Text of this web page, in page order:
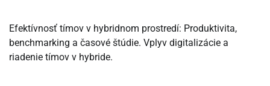
Efektívnosť tímov v hybridnom prostredí: Produktivita,
benchmarking a časové štúdie. Vplyv digitalizácie a
riadenie tímov v hybride.